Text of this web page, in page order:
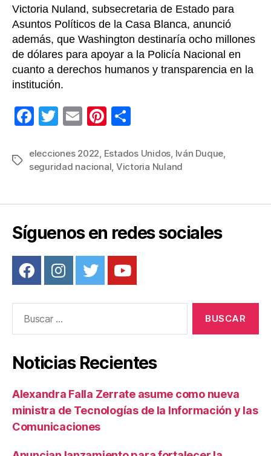
Victoria Nuland, subsecretaria de Estado para
Asuntos Políticos de la Casa Blanca, anunció
además, que Washington destinaría ocho millones
de dólares para apoyar a la Policía Nacional en
cuanto a derechos humanos y transparencia en la
institución.
F
c
e
o
k
T
tt
er
E
ail
Pi
er
e
m
p
Etiquetas
elecciones 2022, Estados Unidos, Iván Duque,
seguridad nacional, Victoria Nuland
Síguenos en redes sociales
Noticias Recientes
Alexandra Falla Zerrate asume como nueva
ministra de Tecnologías de la Información y las
Comunicaciones